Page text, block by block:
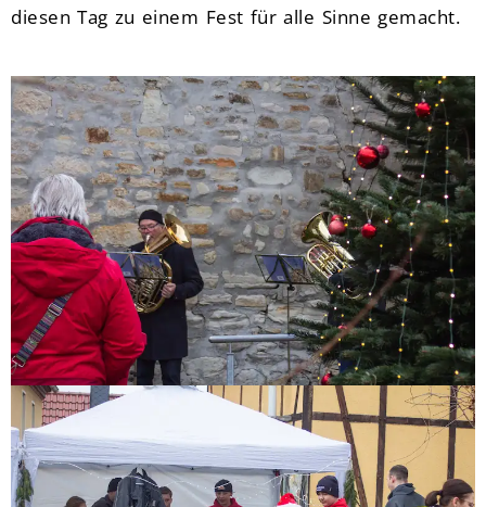
diesen Tag zu einem Fest für alle Sinne gemacht.